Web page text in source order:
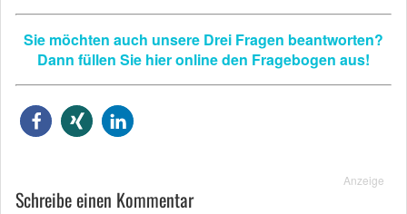
Sie möchten auch unsere Drei Fragen beantworten?
Dann füllen Sie hier online den Fragebogen aus!
Anzeige
Schreibe einen Kommentar